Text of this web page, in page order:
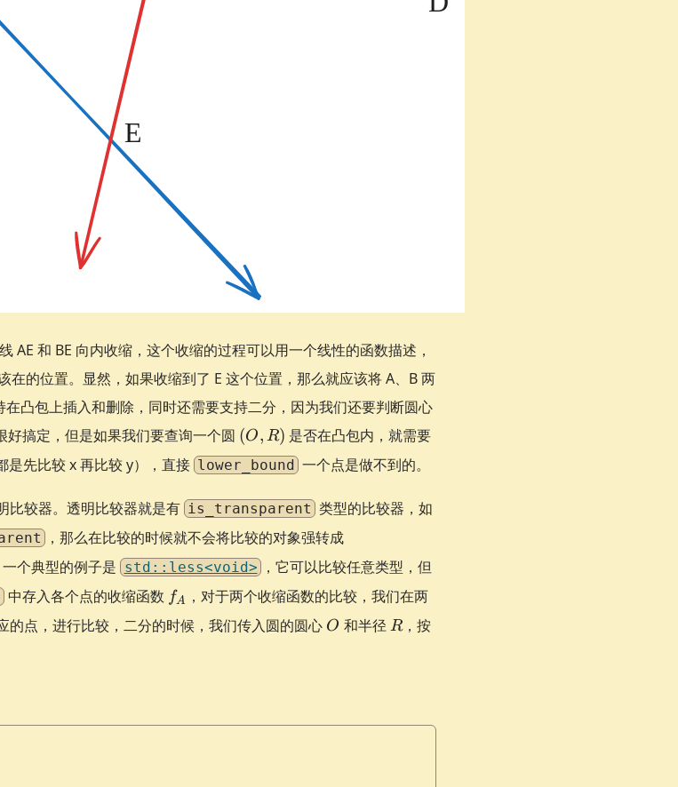
AE 和 BE 向内收缩，这个收缩的过程可以用一个线性的函数描述，
在的位置。显然，如果收缩到了 E 这个位置，那么就应该将 A、B 两
凸包上插入和删除，同时还需要支持二分，因为我们还要判断圆心
好搞定，但是如果我们要查询一个圆 (O,
R)
(O, R) 是否在凸包内，就需要
是先比较 x 再比较 y），直接 lower_bound 一个点是做不到的。
比较器。透明比较器就是有 is_transparent 类型的比较器，如
，那么在比较的时候就不会将比较的对象强转成
一个典型的例子是 std::less<void> ，它可以比较任意类型，但
中存入各个点的收缩函数 f_{A}
fA
，对于两个收缩函数的比较，我们在两
点，进行比较，二分的时候，我们传入圆的圆心 O
O 和半径 R
R，按